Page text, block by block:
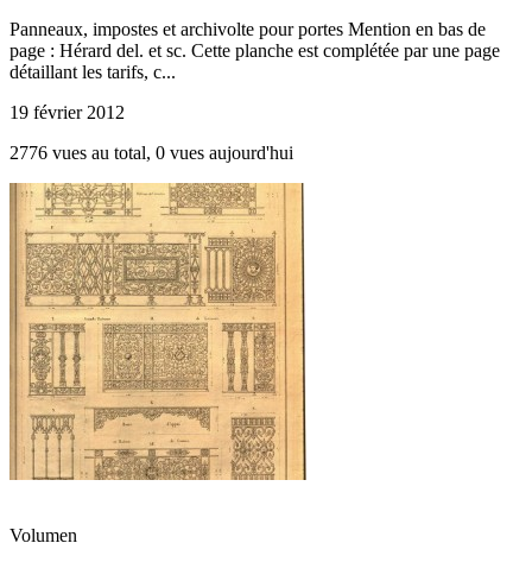
Panneaux, impostes et archivolte pour portes Mention en bas de
page : Hérard del. et sc. Cette planche est complétée par une page
détaillant les tarifs, c...
19 février 2012
2776 vues au total, 0 vues aujourd'hui
Volumen